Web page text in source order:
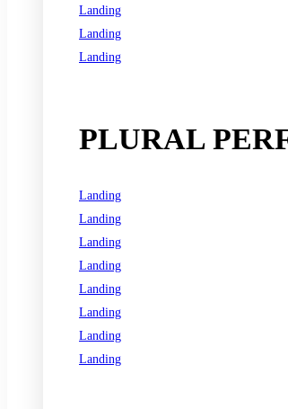
Landing
Landing
Landing
PLURAL
Landing
Landing
Landing
Landing
Landing
Landing
Landing
Landing